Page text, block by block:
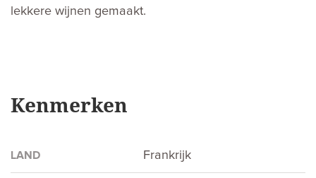
lekkere wijnen gemaakt.
Kenmerken
LAND Frankrijk